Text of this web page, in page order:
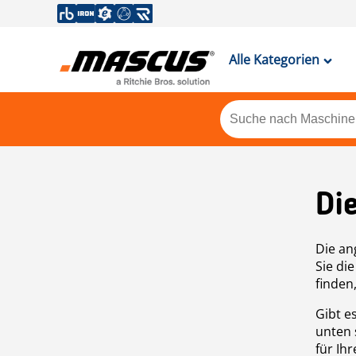
Alle Kategorien
Die
Sie
Gibt
unten
für